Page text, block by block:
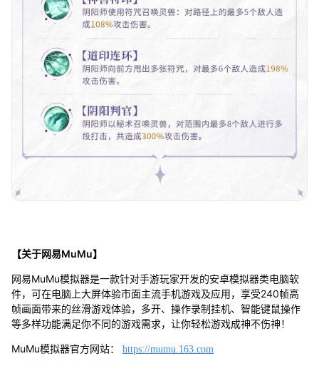
【关于网易MuMu】
网易MuMu模拟器是一款针对手游玩家开发的安卓模拟器类电脑软
件，可在电脑上大屏体验市面主流手机游戏及应用，享受240帧高
帧画面带来的丝滑游戏体验，多开、操作录制挂机、智能键鼠操作
等多样功能满足你不同的游戏需求，让你轻松游戏成神不伤神！
MuMu模拟器官方网站： https://mumu.163.com